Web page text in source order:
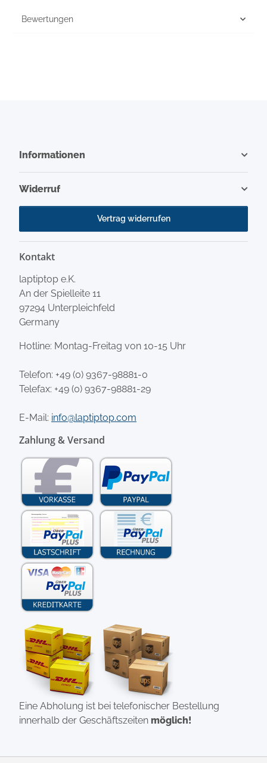
Bewertungen
Informationen
Widerruf
Vertrag widerrufen
Kontakt
laptiptop e.K.
An der Spielleite 11
97294 Unterpleichfeld
Germany
Hotline: Montag-Freitag von 10-15 Uhr
Telefon: +49 (0) 9367-98881-0
Telefax: +49 (0) 9367-98881-29
E-Mail: info@laptiptop.com
Zahlung & Versand
Eine Abholung ist bei telefonischer Bestellung
innerhalb der Geschäftszeiten möglich!